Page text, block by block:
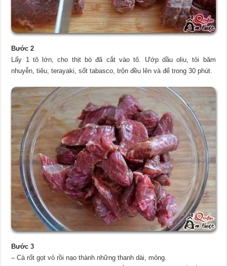
Bước 2
Lấy 1 tô lớn, cho thịt bò đã cắt vào tô. Ướp dầu oliu, tỏi băm
nhuyễn, tiêu, terayaki, sốt tabasco, trộn đều lên và để trong 30 phút.
Bước 3
– Cà rốt gọt vỏ rồi nạo thành những thanh dài, mỏng.